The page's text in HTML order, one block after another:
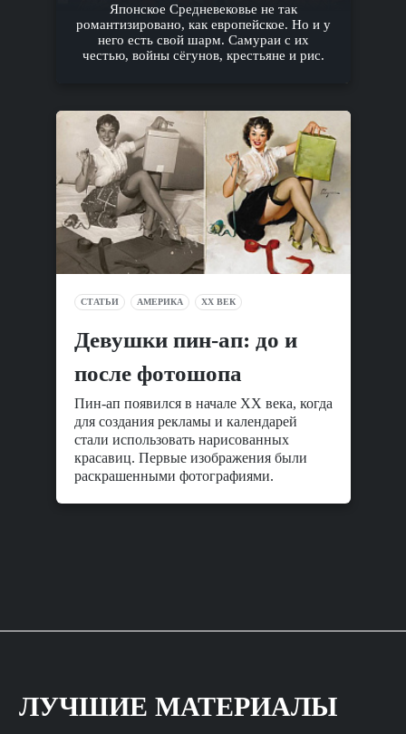
Японское Средневековье не так
романтизировано, как европейское. Но и у
него есть свой шарм. Самураи с их
честью, войны сёгунов, крестьяне и рис.
СТАТЬИ АМЕРИКА XX ВЕК
Девушки пин-ап: до и
после фотошопа
Пин-ап появился в начале ХХ века, когда
для создания рекламы и календарей
стали использовать нарисованных
красавиц. Первые изображения были
раскрашенными фотографиями.
ЛУЧШИЕ МАТЕРИАЛЫ